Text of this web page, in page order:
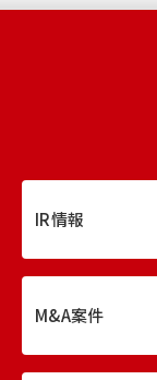
IR情報
M&A案件